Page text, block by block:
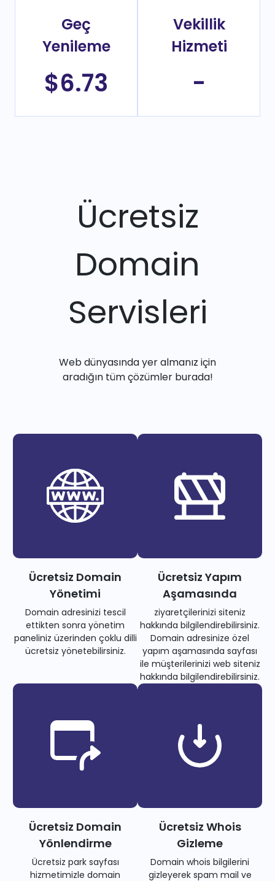
Geç
Yenileme
$6.73
Vekillik
Hizmeti
-
Ücretsiz
Domain
Servisleri
Web dünyasında yer almanız için
aradığın tüm çözümler burada!
Ücretsiz Domain
Yönetimi
Domain adresinizi tescil
ettikten sonra yönetim
paneliniz üzerinden çoklu dilli
ücretsiz yönetebilirsiniz.
Ücretsiz Yapım
Aşamasında
ziyaretçilerinizi siteniz
hakkında bilgilendirebilirsiniz.
Domain adresinize özel
yapım aşamasında sayfası
ile müşterilerinizi web siteniz
hakkında bilgilendirebilirsiniz.
Ücretsiz Domain
Yönlendirme
Ücretsiz park sayfası
hizmetimizle domain
Ücretsiz Whois
Gizleme
Domain whois bilgilerini
gizleyerek spam mail ve